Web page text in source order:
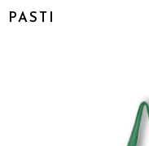
PASTI